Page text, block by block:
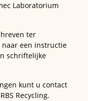
Laboratorium
ter
naar een instructie
schriftelijke
kunt u contact
Recycling.